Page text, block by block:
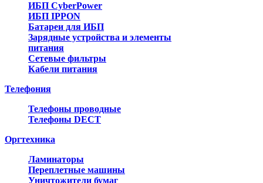
ИБП CyberPower
ИБП IPPON
Батареи для ИБП
Зарядные устройства и элементы
питания
Сетевые фильтры
Кабели питания
Телефония
Телефоны проводные
Телефоны DECT
Оргтехника
Ламинаторы
Переплетные машины
Уничтожители бумаг